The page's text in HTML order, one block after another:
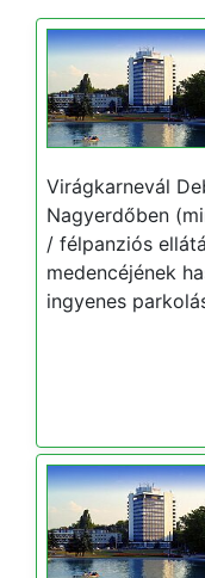
Virágkarnevál
Nagyerdőben
/ félpanziós
medencéjének
ingyenes